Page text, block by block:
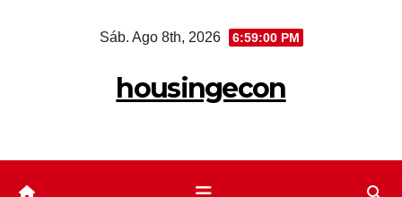
Sáb. Ago 8th, 2026 6:59:00 PM
housingecon